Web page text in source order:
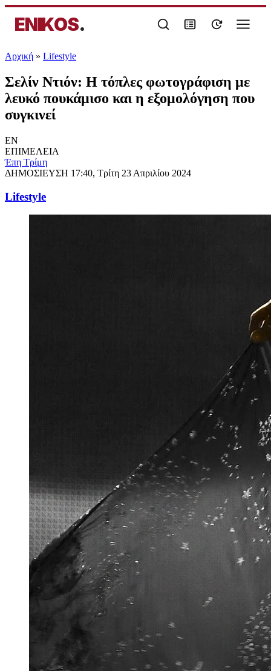
ENIKOS.
Αρχική » Lifestyle
Σελίν Ντιόν: Η τόπλες φωτογράφιση με
λευκό πουκάμισο και η εξομολόγηση που
συγκινεί
EN
ΕΠΙΜΕΛΕΙΑ
Έπη Τρίμη
ΔΗΜΟΣΙΕΥΣΗ 17:40, Τρίτη 23 Απριλίου 2024
Lifestyle